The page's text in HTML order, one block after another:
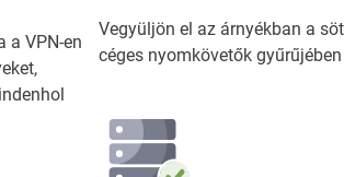
a VPN-en
Vegyüljön el az árnyékban a
céges nyomkövetők